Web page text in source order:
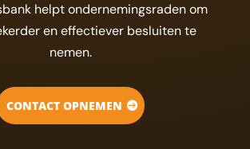
helpt ondernemingsraden om
en effectiever besluiten te
nemen.
CONTACT OPNEMEN